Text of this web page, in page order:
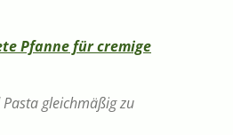
Pfanne für cremige
gleichmäßig zu